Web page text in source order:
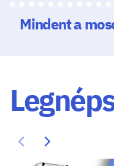
Mindent a